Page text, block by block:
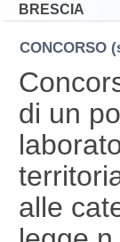
BRESCIA
CONCORSO
di un
alle